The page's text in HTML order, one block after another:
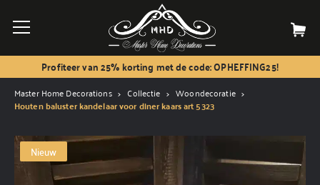
Profiteer van 25% korting met de code: OPHEFFING25!
Master Home Decorations Collectie Woondecoratie
Houten baluster kandelaar voor diner kaars art 5323
Nieuw